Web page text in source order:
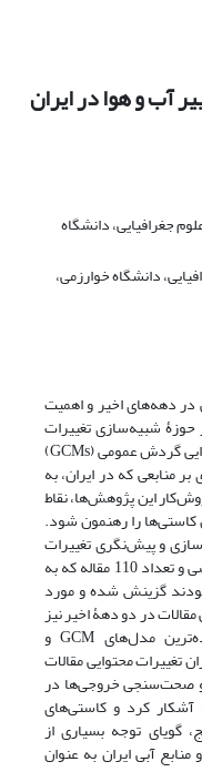
آب و هوا در ایران
جغرافیایی، دانشگاه
دانشگاه خوارزمی،
در دهه‌های اخیر و اهمیت
شبیه‌سازی تغییرات
آب و هوایی با به‌کارگیری مدل‌های آب و هوایی گردش عمومی (GCMs)
منابعی که در ایران، به
این پژوهش‌ها، نقاط
را رهنمون شود.
و پیش‌نگری تغییرات
آب و هوایی در ایران منتشر شده‌اند؛ بررسی و تعداد 110 مقاله که به
گزینش شده و مورد
مقالات در دو دهۀ اخیر نیز
مقایسه و ارزیابی شد. نتایج، پُراستفاده‌ترین مدل‌های GCM و
تغییرات محتوایی مقالات
و صحت‌سنجی خروجی‌ها در
آشکار کرد و کاستی‌های
توجه بسیاری از
آبی ایران به عنوان